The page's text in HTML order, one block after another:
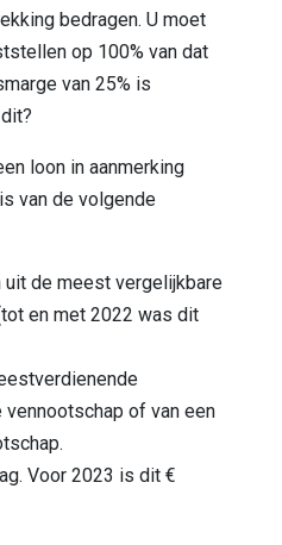
bedragen. U moet
op 100% van dat
van 25% is
loon in aanmerking
van de volgende
uit de meest vergelijkbare
en met 2022 was dit
vennootschap of van een
Voor 2023 is dit €